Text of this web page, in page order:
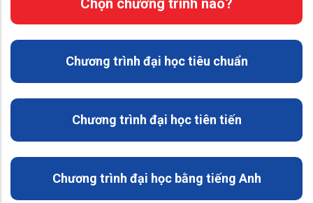
Chọn chương trình nào?
Chương trình đại học tiêu chuẩn
Chương trình đại học tiên tiến
Chương trình đại học bằng tiếng Anh